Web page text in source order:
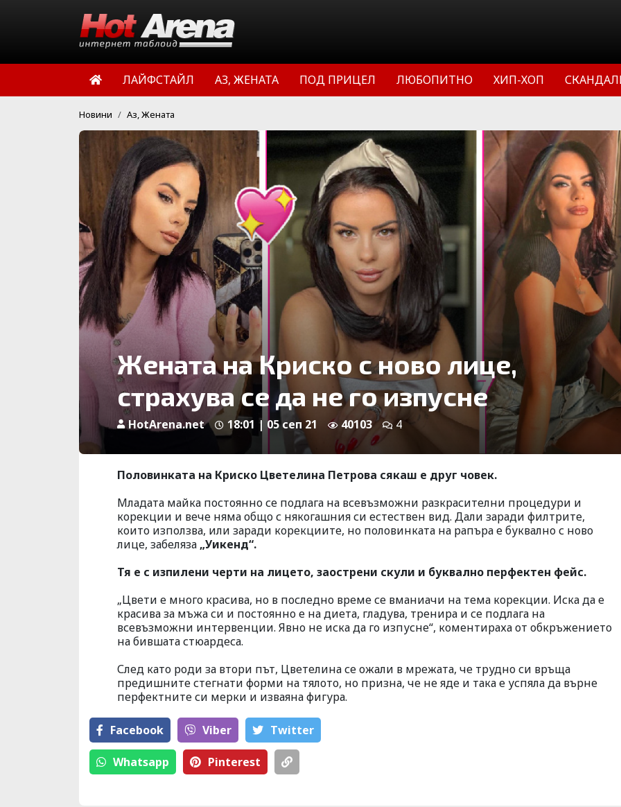
ЛАЙФСТАЙЛ АЗ, ЖЕНАТА ПОД ПРИЦЕЛ ЛЮБОПИТНО ХИП-ХОП
Новини Аз, Жената
Жената на Криско с ново лице,
страхува се да не го изпусне
HotArena.net 18:01 | 05 сеп 21 40103 4
Половинката на Криско Цветелина Петрова сякаш е друг човек.
Младата майка постоянно се подлага на всевъзможни разкрасителни процедури и
корекции и вече няма общо с някогашния си естествен вид. Дали заради филтрите,
които използва, или заради корекциите, но половинката на рапъра е буквално с ново
лице, забеляза„Уикенд“.
Тя е с изпилени черти на лицето, заострени скули и буквално перфектен фейс.
„Цвети е много красива, но в последно време се вманиачи на тема корекции. Иска да е
красива за мъжа си и постоянно е на диета, гладува, тренира и се подлага на
всевъзможни интервенции. Явно не иска да го изпусне“, коментираха от обкръжението
на бившата стюардеса.
След като роди за втори път, Цветелина се ожали в мрежата, че трудно си връща
предишните стегнати форми на тялото, но призна, че не яде и така е успяла да върне
перфектните си мерки и изваяна фигура.
Facebook Viber Тwitter
Whatsapp Pinterest